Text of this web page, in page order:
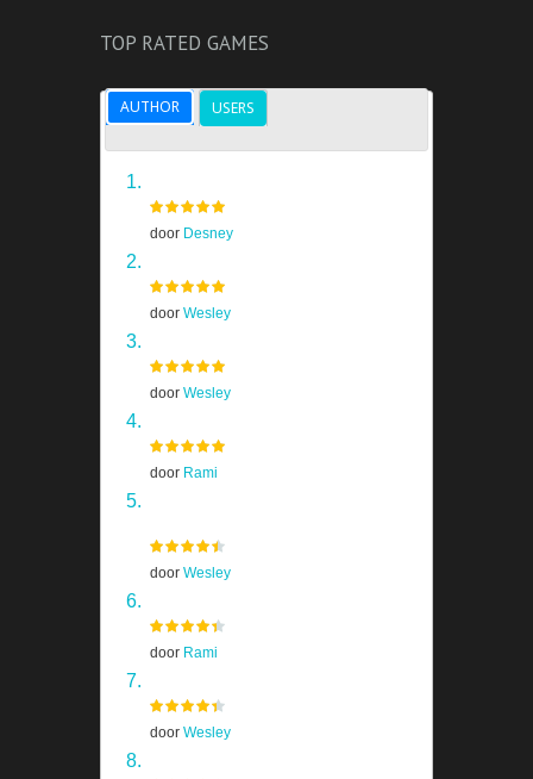
TOP RATED GAMES
AUTHOR USERS
door Desney
door Wesley
door Wesley
door Rami
door Wesley
door Rami
door Wesley